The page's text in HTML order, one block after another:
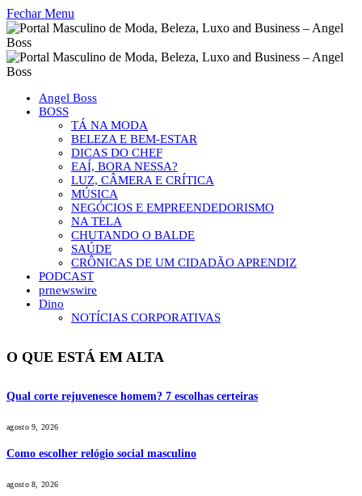
Fechar Menu
Angel Boss
BOSS
TÁ NA MODA
BELEZA E BEM-ESTAR
DICAS DO CHEF
EAÍ, BORA NESSA?
LUZ, CÂMERA E CRÍTICA
MÚSICA
NEGÓCIOS E EMPREENDEDORISMO
NA TELA
CHUTANDO O BALDE
SAÚDE
CRÔNICAS DE UM CIDADÃO APRENDIZ
PODCAST
prnewswire
Dino
NOTÍCIAS CORPORATIVAS
O QUE ESTÁ EM ALTA
Qual corte rejuvenesce homem? 7 escolhas certeiras
agosto 9, 2026
Como escolher relógio social masculino
agosto 8, 2026